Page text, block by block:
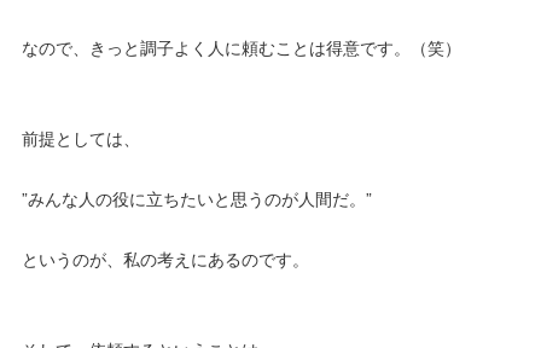
なので、きっと調子よく人に頼むことは得意です。（笑）
前提としては、
”みんな人の役に立ちたいと思うのが人間だ。”
というのが、私の考えにあるのです。